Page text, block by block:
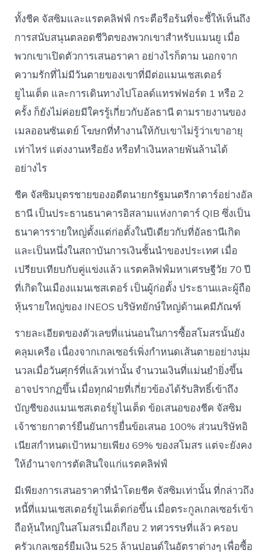
ทั้งชีค จัสซิมและแรตคลิฟฟ์ กระตือรือร้นที่จะชี้ให้เห็นถึง
การสนับสนุนตลอดชีวิตของพวกเขาสำหรับแมนยู เมื่อ
พวกเขาเปิดตัวการเสนอราคา อย่างไรก็ตาม นอกจาก
ความรักที่ไม่มีวันตายของเขาที่มีต่อแมนเชสเตอร์
ยูไนเต็ด และการเดินทางไปโอลด์แทรฟฟอร์ด 1 หรือ 2
ครั้ง ก็ยังไม่ค่อยมีใครรู้เกี่ยวกับอัลธานี ตามรายงานของ
เมลออนซันเดย์ โฆษกที่ทำงานให้กับเขาไม่รู้ว่าเขาอายุ
เท่าไหร่ แต่งงานหรือยัง หรือทำเงินหลายพันล้านได้
อย่างไร
ชีค จัสซิมบุตรชายของอดีตนายกรัฐมนตรีกาตาร์อย่างอัล
ธานี เป็นประธานธนาคารอิสลามแห่งกาตาร์ QIB ซึ่งเป็น
ธนาคารรายใหญ่ตั้งแต่ก่อตั้งในปีเดียวกับที่อัลธานีเกิด
และเป็นหนึ่งในสถาบันการเงินชั้นนำของประเทศ เมื่อ
เปรียบเทียบกับคู่แข่งแล้ว แรตคลิฟฟ์มหาเศรษฐีวัย 70 ปี
ที่เกิดในเมืองแมนเชสเตอร์ เป็นผู้ก่อตั้ง ประธานและผู้ถือ
หุ้นรายใหญ่ของ INEOS บริษัทยักษ์ใหญ่ด้านเคมีภัณฑ์
รายละเอียดของตัวเลขที่แน่นอนในการซื้อสโมสรนั้นยัง
คลุมเครือ เนื่องจากเกลเซอร์เพิ่งกำหนดเส้นตายอย่างนุ่ม
นวลเมื่อวันศุกร์ที่แล้วเท่านั้น จำนวนเงินที่แม่นยำยิ่งขึ้น
อาจปรากฏขึ้น เมื่อทุกฝ่ายที่เกี่ยวข้องได้รับสิทธิ์เข้าถึง
บัญชีของแมนเชสเตอร์ยูไนเต็ด ข้อเสนอของชีค จัสซิม
เจ้าชายกาตาร์ยืนยันการยื่นข้อเสนอ 100% ส่วนบริษัทอิ
เนียสกำหนดเป้าหมายเพียง 69% ของสโมสร แต่จะยังคง
ให้อำนาจการตัดสินใจแก่แรตคลิฟฟ์
มีเพียงการเสนอราคาที่นำโดยชีค จัสซิมเท่านั้น ที่กล่าวถึง
หนี้ที่แมนเชสเตอร์ยูไนเต็ดก่อขึ้น เมื่อตระกูลเกลเซอร์เข้า
ถือหุ้นใหญ่ในสโมสรเมื่อเกือบ 2 ทศวรรษที่แล้ว ครอบ
ครัวเกลเซอร์ยืมเงิน 525 ล้านปอนด์ในอัตราต่างๆ เพื่อซื้อ